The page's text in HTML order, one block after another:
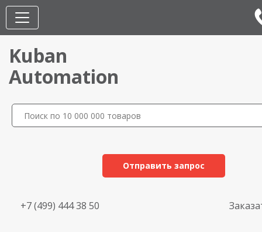
Kuban
Automation
Отправить запрос
+7 (499) 444 38 50